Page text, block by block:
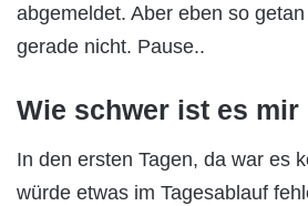
abgemeldet. Aber eben so
gerade nicht. Pause..
Wie schwer ist es mir
In den ersten Tagen, da war es
würde etwas im Tagesablauf